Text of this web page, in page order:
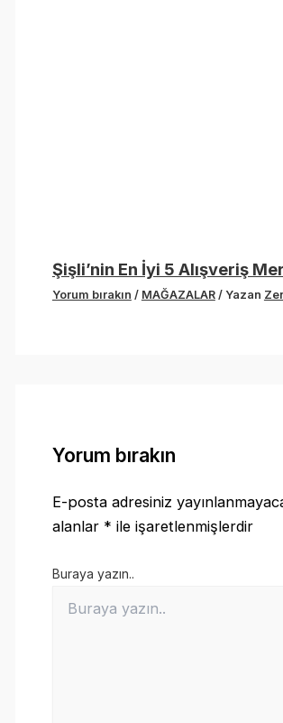
Şişli’nin En İyi 5 Alışveriş
Yorum bırakın / MAĞAZALAR/ Yazan
Yorum bırakın
E-posta adresiniz
alanlar * ile işaretlenmişlerdir
Buraya yazın..